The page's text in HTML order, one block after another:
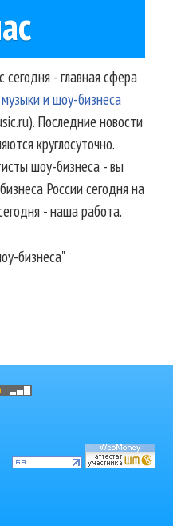
- главная сфера
и шоу-бизнеса
Последние новости
круглосуточно.
шоу-бизнеса - вы
России сегодня на
- наша работа.
бизнеса"